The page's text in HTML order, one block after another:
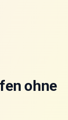
ohne